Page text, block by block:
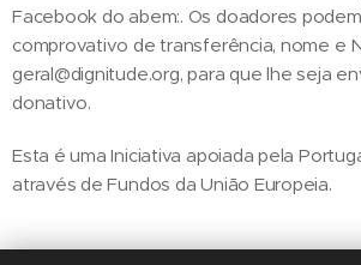
Facebook do abem:. Os doadores
comprovativo de transferência, nome e
geral@dignitude.org, para que lhe seja
donativo.
Esta é uma Iniciativa apoiada pela
através de Fundos da União Europeia.